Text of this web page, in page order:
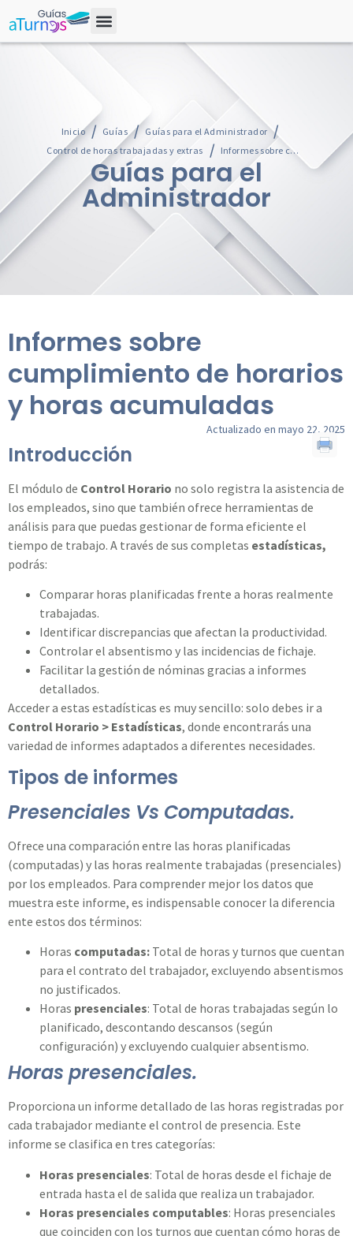
Inicio Guías
Guías para el Administrador
Control de horas trabajadas y extras
Informes sobre cumplimiento de horarios y horas acumuladas
Guías para el
Administrador
Informes sobre
cumplimiento de horarios
y horas acumuladas
Actualizado en mayo 22, 2025
Introducción
El módulo de Control Horario no solo registra la asistencia de
los empleados, sino que también ofrece herramientas de
análisis para que puedas gestionar de forma eficiente el
tiempo de trabajo. A través de sus completas estadísticas,
podrás:
Comparar horas planificadas frente a horas realmente
trabajadas.
Identificar discrepancias que afectan la productividad.
Controlar el absentismo y las incidencias de fichaje.
Facilitar la gestión de nóminas gracias a informes
detallados.
Acceder a estas estadísticas es muy sencillo: solo debes ir a
Control Horario > Estadísticas, donde encontrarás una
variedad de informes adaptados a diferentes necesidades.
Tipos de informes
Presenciales Vs Computadas.
Ofrece una comparación entre las horas planificadas
(computadas) y las horas realmente trabajadas (presenciales)
por los empleados. Para comprender mejor los datos que
muestra este informe, es indispensable conocer la diferencia
ente estos dos términos:
Horas computadas: Total de horas y turnos que cuentan
para el contrato del trabajador, excluyendo absentismos
no justificados.
Horas presenciales: Total de horas trabajadas según lo
planificado, descontando descansos (según
configuración) y excluyendo cualquier absentismo.
Horas presenciales.
Proporciona un informe detallado de las horas registradas por
cada trabajador mediante el control de presencia. Este
informe se clasifica en tres categorías:
Horas presenciales: Total de horas desde el fichaje de
entrada hasta el de salida que realiza un trabajador.
Horas presenciales computables: Horas presenciales
que coinciden con los turnos que cuentan cómo horas de